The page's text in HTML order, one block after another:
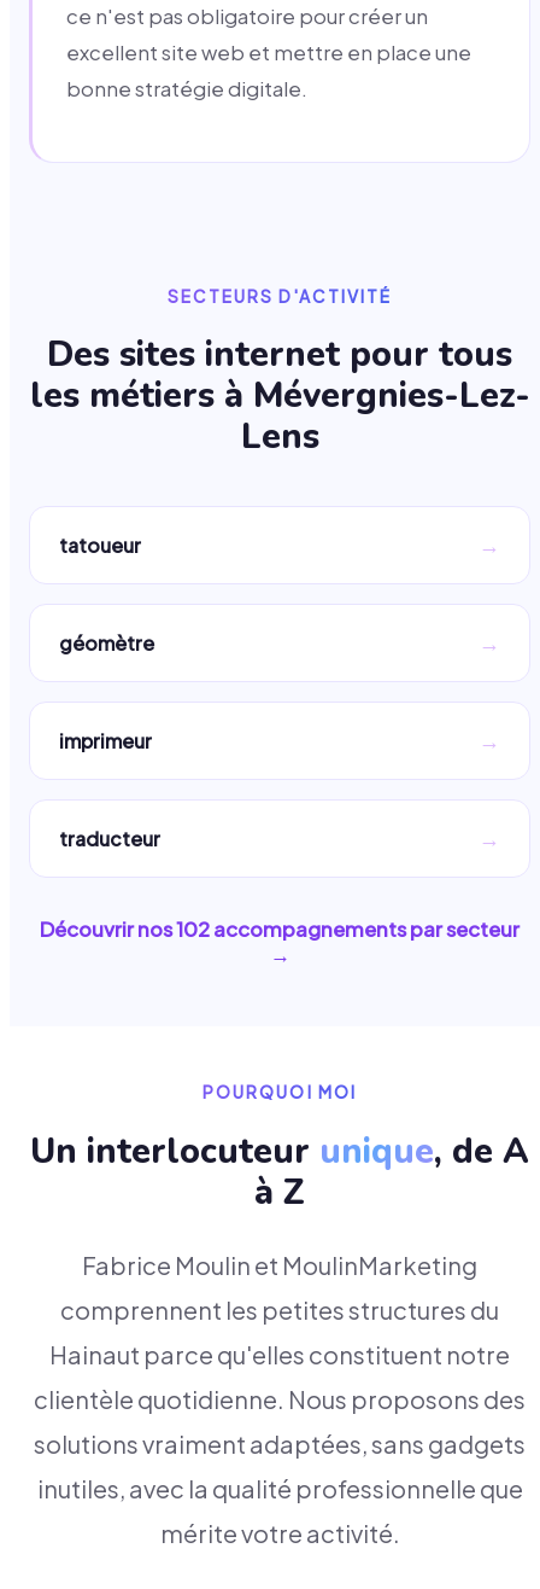
ce n'est pas obligatoire pour créer un
excellent site web et mettre en place une
bonne stratégie digitale.
SECTEURS D'ACTIVITÉ
Des sites internet pour tous
les métiers à Mévergnies-Lez-
Lens
tatoueur →
géomètre →
imprimeur →
traducteur →
Découvrir nos102accompagnements par secteur
→
POURQUOI MOI
Un interlocuteur unique, de A
à Z
Fabrice Moulin et MoulinMarketing
comprennent les petites structures du
Hainaut parce qu'elles constituent notre
clientèle quotidienne. Nous proposons des
solutions vraiment adaptées, sans gadgets
inutiles, avec la qualité professionnelle que
mérite votre activité.